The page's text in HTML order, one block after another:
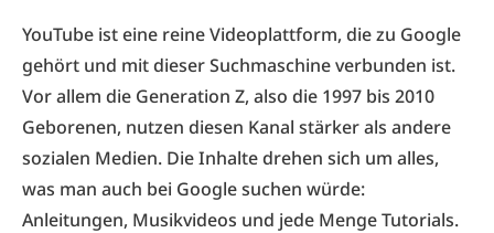
YouTube ist eine reine Videoplattform, die zu Google
gehört und mit dieser Suchmaschine verbunden ist.
Vor allem die Generation Z, also die 1997 bis 2010
Geborenen, nutzen diesen Kanal stärker als andere
sozialen Medien. Die Inhalte drehen sich um alles,
was man auch bei Google suchen würde:
Anleitungen, Musikvideos und jede Menge Tutorials.